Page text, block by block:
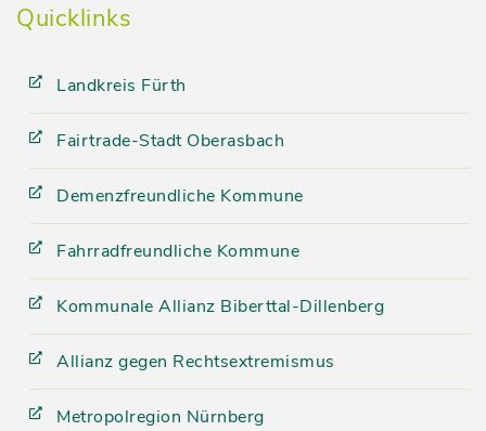
Quicklinks
Landkreis Fürth
Fairtrade-Stadt Oberasbach
Demenzfreundliche Kommune
Fahrradfreundliche Kommune
Kommunale Allianz Biberttal-Dillenberg
Allianz gegen Rechtsextremismus
Metropolregion Nürnberg